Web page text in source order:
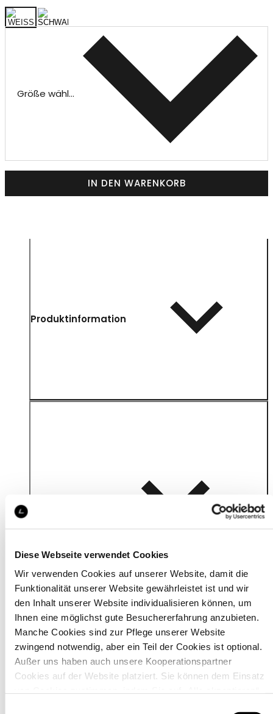
Diese Webseite verwendet Cookies
Wir verwenden Cookies auf unserer Website, damit die
Funktionalität unserer Website gewährleistet ist und wir
den Inhalt unserer Website individualisieren können, um
Ihnen eine möglichst gute Besuchererfahrung anzubieten.
Manche Cookies sind zur Pflege unserer Website
zwingend notwendig, aber ein Teil der Cookies ist optional.
Außer uns haben auch unsere Kooperationspartner
Cookies auf der Website platziert. Sie können dem Einsatz
Größe wählen
IN DEN WARENKORB
Produktinformation